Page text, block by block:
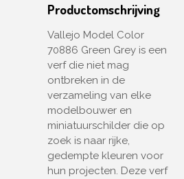
Productomschrijving
Vallejo Model Color
70886 Green Grey is een
verf die niet mag
ontbreken in de
verzameling van elke
modelbouwer en
miniatuurschilder die op
zoek is naar rijke,
gedempte kleuren voor
hun projecten. Deze verf